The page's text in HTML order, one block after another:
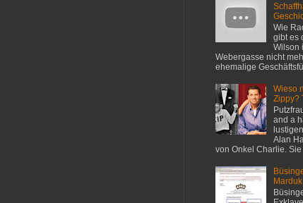
Wie
gibt es
Wilson
Webergasse nicht
ehemalige
Wieso
Zippy?
and a
Alan
von Onkel Charlie.
Marduk